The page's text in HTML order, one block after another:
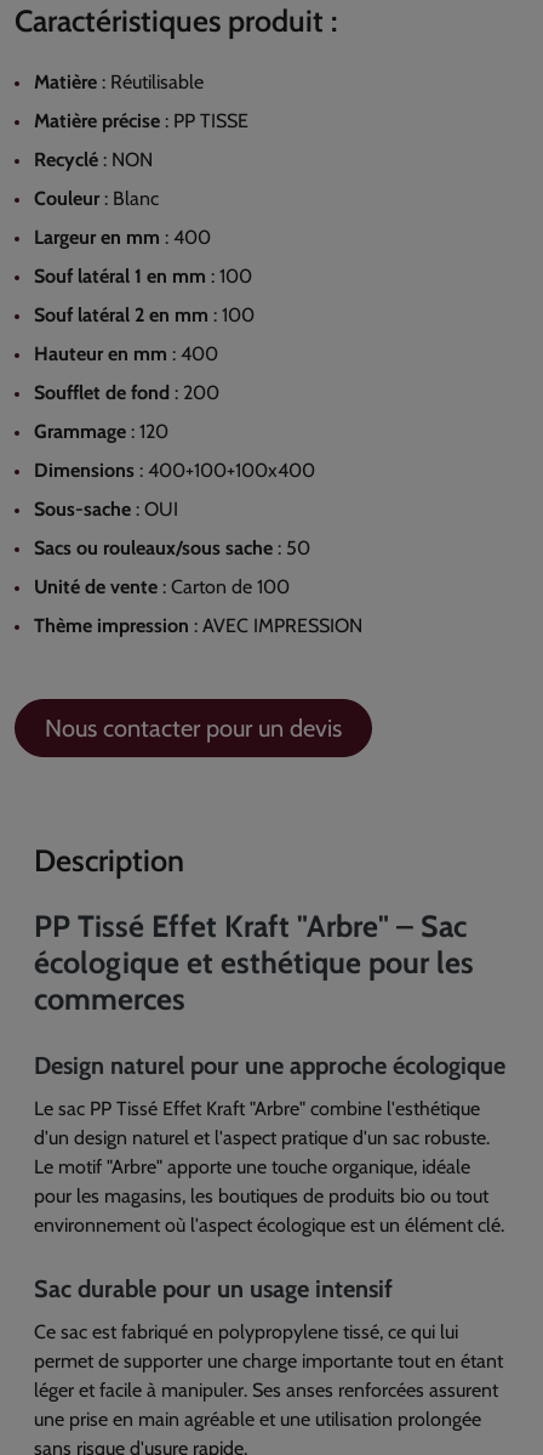
Caractéristiques produit :
Matière : Réutilisable
Matière précise : PP TISSE
Recyclé : NON
Couleur : Blanc
Largeur en mm : 400
Souf latéral 1 en mm : 100
Souf latéral 2 en mm : 100
Hauteur en mm : 400
Soufflet de fond : 200
Grammage : 120
Dimensions : 400+100+100x400
Sous-sache : OUI
Sacs ou rouleaux/sous sache : 50
Unité de vente : Carton de 100
Thème impression : AVEC IMPRESSION
Nous contacter pour un devis
Description
PP Tissé Effet Kraft "Arbre" – Sac
écologique et esthétique pour les
commerces
Design naturel pour une approche écologique
Le sac PP Tissé Effet Kraft "Arbre" combine l'esthétique
d'un design naturel et l'aspect pratique d'un sac robuste.
Le motif "Arbre" apporte une touche organique, idéale
pour les magasins, les boutiques de produits bio ou tout
environnement où l'aspect écologique est un élément clé.
Sac durable pour un usage intensif
Ce sac est fabriqué en polypropylene tissé, ce qui lui
permet de supporter une charge importante tout en étant
léger et facile à manipuler. Ses anses renforcées assurent
une prise en main agréable et une utilisation prolongée
sans risque d'usure rapide.